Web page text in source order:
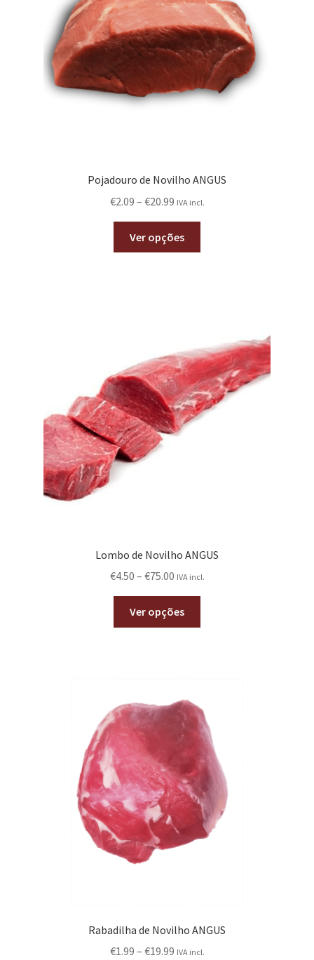
Pojadouro de Novilho ANGUS
€2.09 – €20.99 IVA incl.
Ver opções
Lombo de Novilho ANGUS
€4.50 – €75.00 IVA incl.
Ver opções
Rabadilha de Novilho ANGUS
€1.99 – €19.99 IVA incl.